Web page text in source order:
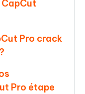
CapCut
Pro crack
Pro étape